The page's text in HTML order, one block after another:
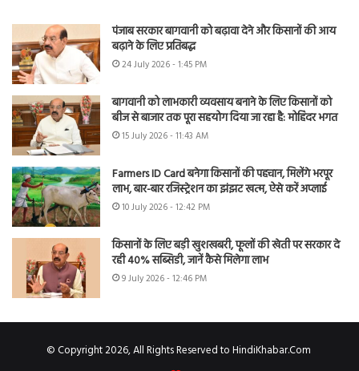
पंजाब सरकार बागवानी को बढ़ावा देने और किसानों की आय
बढ़ाने के लिए प्रतिबद्ध
24 July 2026 - 1:45 PM
बागवानी को लाभकारी व्यवसाय बनाने के लिए किसानों को
बीज से बाजार तक पूरा सहयोग दिया जा रहा है: मोहिंदर भगत
15 July 2026 - 11:43 AM
Farmers ID Card बनेगा किसानों की पहचान, मिलेंगे भरपूर
लाभ, बार-बार रजिस्ट्रेशन का झंझट खत्म, ऐसे करें अप्लाई
10 July 2026 - 12:42 PM
किसानों के लिए बड़ी खुशखबरी, फूलों की खेती पर सरकार दे
रही 40% सब्सिडी, जानें कैसे मिलेगा लाभ
9 July 2026 - 12:46 PM
© Copyright 2026, All Rights Reserved to HindiKhabar.Com